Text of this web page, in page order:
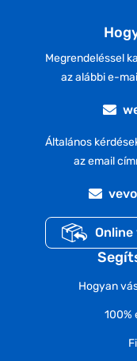
Megrendeléssel
az alábbi e-
Általános
az email
Hogyan
100%